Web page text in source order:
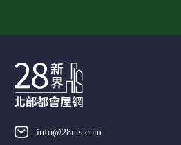
info@28nts.com